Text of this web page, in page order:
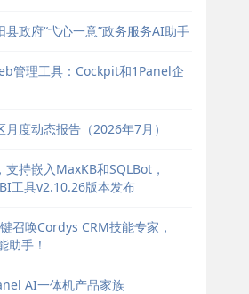
县政府“弋心一意”政务服务AI助手
管理工具：Cockpit和1Panel企
度动态报告（2026年7月）
持嵌入MaxKB和SQLBot，
工具v2.10.26版本发布
召唤Cordys CRM技能专家，
助手！
AI一体机产品家族